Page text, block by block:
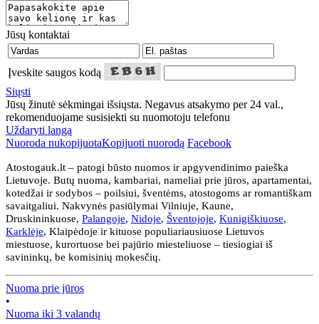
Jūsų kontaktai
Įveskite saugos kodą
Siųsti
Jūsų žinutė sėkmingai išsiųsta. Negavus atsakymo per 24 val.,
rekomenduojame susisiekti su nuomotoju telefonu
Uždaryti langą
Nuoroda nukopijuotaKopijuoti nuorodą Facebook
Atostogauk.lt – patogi būsto nuomos ir apgyvendinimo paieška
Lietuvoje. Butų nuoma, kambariai, nameliai prie jūros, apartamentai,
kotedžai ir sodybos – poilsiui, šventėms, atostogoms ar romantiškam
savaitgaliui. Nakvynės pasiūlymai Vilniuje, Kaune,
Druskininkuose, Palangoje, Nidoje, Šventojoje, Kunigiškiuose,
Karklėje, Klaipėdoje ir kituose populiariausiuose Lietuvos
miestuose, kurortuose bei pajūrio miesteliuose – tiesiogiai iš
savininkų, be komisinių mokesčių.
Nuoma prie jūros
•
Nuoma iki 3 valandų